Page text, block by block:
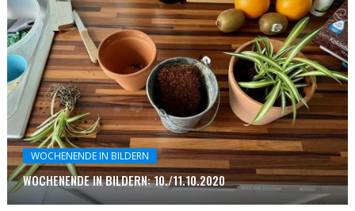
WOCHENENDE IN BILDERN
WOCHENENDE IN BILDERN: 10./11.10.2020